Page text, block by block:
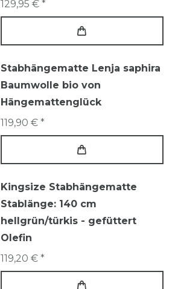
129,95 € *
Stabhängematte Lenja saphira
Baumwolle bio von
Hängemattenglück
119,90 € *
Kingsize Stabhängematte
Stablänge: 140 cm
hellgrün/türkis - gefüttert
Olefin
119,20 € *